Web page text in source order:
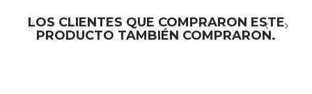
LOS CLIENTES QUE COMPRARON ESTE
PRODUCTO TAMBIÉN COMPRARON.